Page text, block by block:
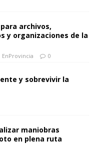
archivos,
y organizaciones de la
EnProvincia 0
y sobrevivir la
maniobras
en plena ruta